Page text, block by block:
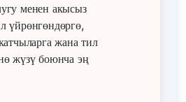
менен акысыз
үйрөнгөндөргө,
жана тил
жүзү боюнча эң